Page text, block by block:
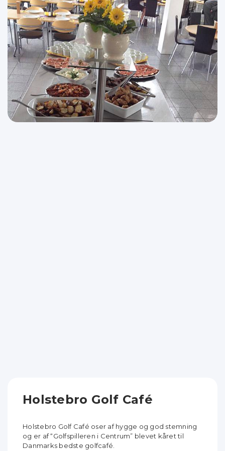
Holstebro Golf Café
Holstebro Golf Café oser af hygge og god stemning
og er af “Golfspilleren i Centrum” blevet kåret til
Danmarks bedste golfcafé.